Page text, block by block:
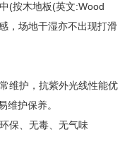
(按木地板(英文:Wood
，场地干湿亦不出现打滑
维护，抗紫外光线性能优
维护保养。
保、无毒、无气味